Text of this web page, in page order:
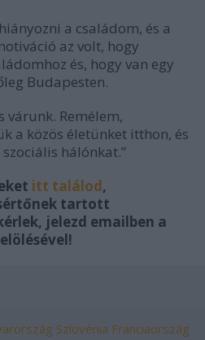
a családom, és a
az volt, hogy
és, hogy van egy
Budapesten.
várunk. Remélem,
a közös életünket itthon, és
hálónkat.”
itt találod,
tartott
jelezd emailben a
Szlovénia Franciaország